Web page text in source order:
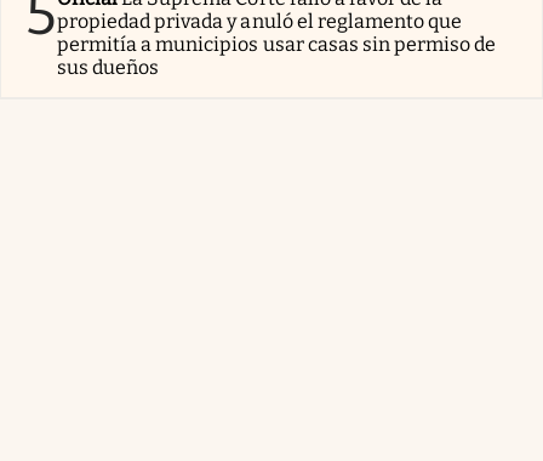
5propiedad privada y anuló el reglamento que
permitía a municipios usar casas sin permiso de
sus dueños